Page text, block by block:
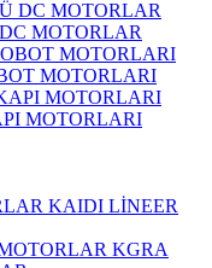
MOTORLAR
MOTORLARI
MOTORLARI
KAIDI LİNEER
KGRA